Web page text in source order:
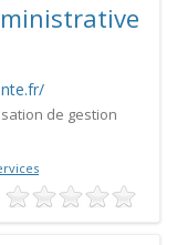
de gestion